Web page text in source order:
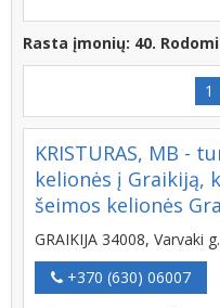
Rasta įmonių: 40.
1
KRISTURAS, MB -
kelionės į Graikiją,
šeimos kelionės
GRAIKIJA 34008, Varvaki
+370 (630) 06007